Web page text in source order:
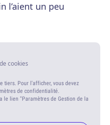
l’aient un peu
cookies
tiers. Pour l'afficher, vous devez
de confidentialité.
le lien "Paramètres de Gestion de la